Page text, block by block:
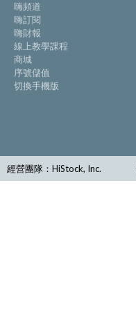
嗨頻道
嗨訂閱
嗨財報
線上教學課程
商城
序號儲值
切換手機版
經營團隊：HiStock, Inc.